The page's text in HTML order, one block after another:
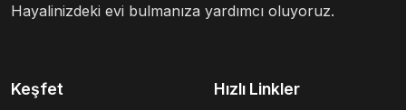
Hayalinizdeki evi bulmanıza yardımcı oluyoruz.
Keşfet Hızlı Linkler